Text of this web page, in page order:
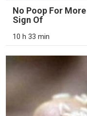
No Poop For
Sign Of
10 h 33 min